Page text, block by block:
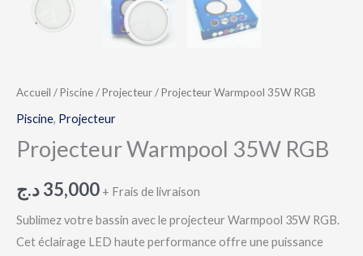
Accueil /Piscine/Projecteur/ Projecteur Warmpool 35W RGB
Piscine, Projecteur
Projecteur Warmpool 35W RGB
35,000د.ج + Frais de livraison
Sublimez votre bassin avec le projecteur Warmpool 35W RGB.
Cet éclairage LED haute performance offre une puissance